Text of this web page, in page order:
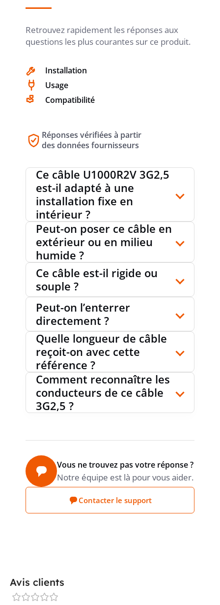
demande. Pour une boutique de matériel électrique, c’est
câble électrique 3G2,5 noir avec terre intégrée.
PRODUCT CARBON
Estimation
Retrouvez rapidement les réponses aux
questions les plus courantes sur ce produit.
Installation
Usage
Compatibilité
Réponses vérifiées à partir
des données fournisseurs
Ce câble U1000R2V 3G2,5
est-il adapté à une
installation fixe en
intérieur ?
Peut-on poser ce câble en
extérieur ou en milieu
humide ?
Ce câble est-il rigide ou
souple ?
Peut-on l’enterrer
directement ?
Quelle longueur de câble
reçoit-on avec cette
référence ?
Comment reconnaître les
conducteurs de ce câble
3G2,5 ?
Vous ne trouvez pas votre réponse ?
Notre équipe est là pour vous aider.
Contacter le support
Avis clients